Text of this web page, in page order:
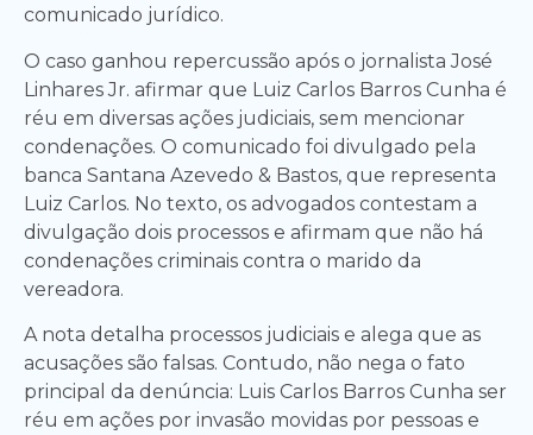
comunicado jurídico.
O caso ganhou repercussão após o jornalista José
Linhares Jr. afirmar que Luiz Carlos Barros Cunha é
réu em diversas ações judiciais, sem mencionar
condenações. O comunicado foi divulgado pela
banca Santana Azevedo & Bastos, que representa
Luiz Carlos. No texto, os advogados contestam a
divulgação dois processos e afirmam que não há
condenações criminais contra o marido da
vereadora.
A nota detalha processos judiciais e alega que as
acusações são falsas. Contudo, não nega o fato
principal da denúncia: Luis Carlos Barros Cunha ser
réu em ações por invasão movidas por pessoas e